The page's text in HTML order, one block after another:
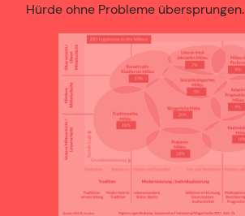
Hürde ohne Probleme übersprungen.